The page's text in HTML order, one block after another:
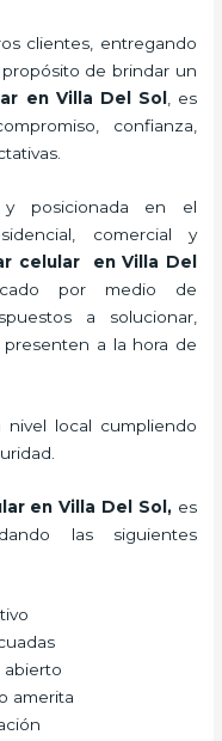
clientes, entregando
de brindar un
en Villa Del Sol
, es
confianza,
y posicionada en el
comercial y
celularen Villa Del
por medio de
a solucionar,
presenten a la hora de
nivel local cumpliendo
en Villa Del Sol, es
las siguientes
abierto
amerita